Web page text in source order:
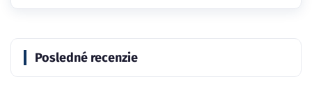
Posledné recenzie